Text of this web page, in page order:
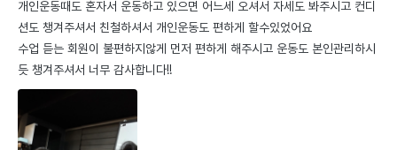
개인운동때도 혼자서 운동하고 있으면 어느세 오셔서 자세도 봐주시고 컨디
션도 챙겨주셔서 친철하셔서 개인운동도 편하게 할수있었어요
수업 듣는 회원이 불편하지않게 먼저 편하게 해주시고 운동도 본인관리하시
듯 챙겨주셔서 너무 감사합니다!!